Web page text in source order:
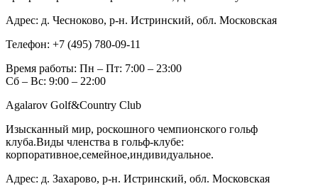
Адрес: д. Чесноково, р-н. Истринский, обл. Московская
Телефон: +7 (495) 780-09-11
Время работы: Пн – Пт: 7:00 – 23:00
Сб – Вс: 9:00 – 22:00
Agalarov Golf&Country Club
Изысканный мир, роскошного чемпионского гольф
клуба.Виды членства в гольф-клубе:
корпоративное,семейное,индивидуальное.
Адрес: д. Захарово, р-н. Истринский, обл. Московская